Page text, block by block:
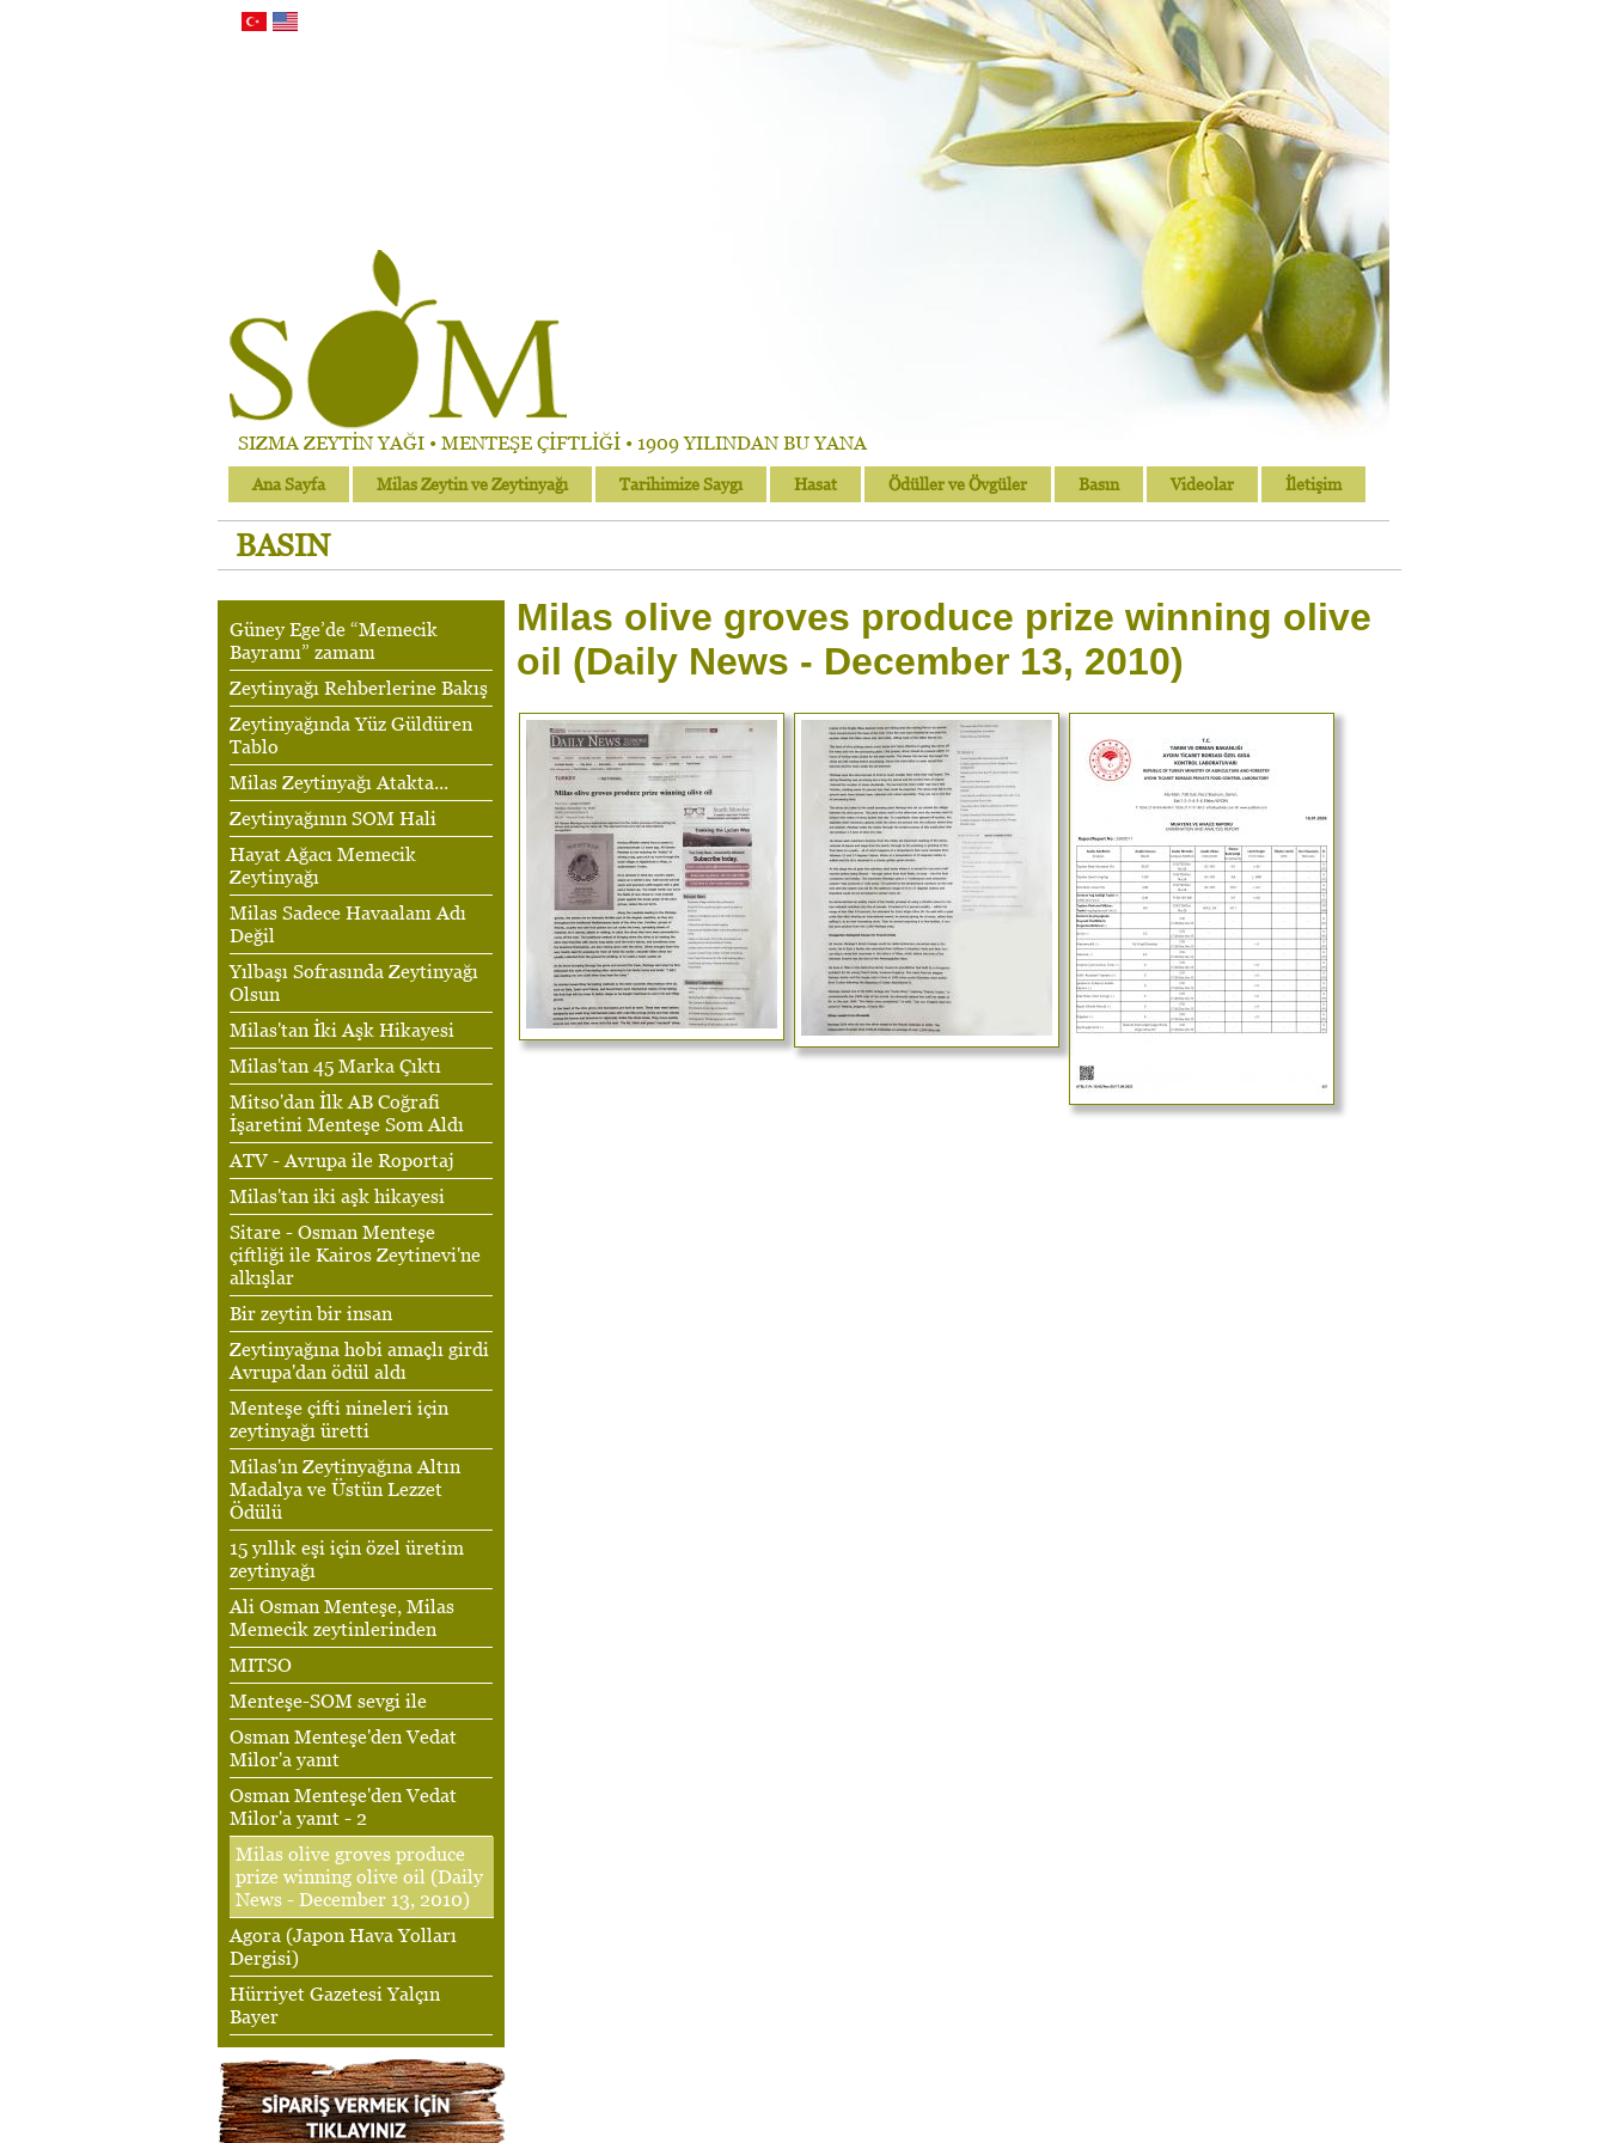
SIZMA ZEYTİN YAĞI • MENTEŞE ÇİFTLİĞİ • 1909 YILINDAN BU YANA
Ana Sayfa Milas Zeytin ve Zeytinyağı Tarihimize Saygı Hasat Ödüller ve Övgüler Basın Videolar İletişim
BASIN
Güney Ege’de “Memecik
Bayramı” zamanı
Zeytinyağı Rehberlerine Bakış
Zeytinyağında Yüz Güldüren
Tablo
Milas Zeytinyağı Atakta...
Zeytinyağının SOM Hali
Hayat Ağacı Memecik
Zeytinyağı
Milas Sadece Havaalanı Adı
Değil
Yılbaşı Sofrasında Zeytinyağı
Olsun
Milas'tan İki Aşk Hikayesi
Milas'tan 45 Marka Çıktı
Mitso'dan İlk AB Coğrafi
İşaretini Menteşe Som Aldı
ATV - Avrupa ile Roportaj
Milas'tan iki aşk hikayesi
Sitare - Osman Menteşe
çiftliği ile Kairos Zeytinevi'ne
alkışlar
Bir zeytin bir insan
Zeytinyağına hobi amaçlı girdi
Avrupa'dan ödül aldı
Menteşe çifti nineleri için
zeytinyağı üretti
Milas'ın Zeytinyağına Altın
Madalya ve Üstün Lezzet
Ödülü
15 yıllık eşi için özel üretim
zeytinyağı
Ali Osman Menteşe, Milas
Memecik zeytinlerinden
MITSO
Menteşe-SOM sevgi ile
Osman Menteşe'den Vedat
Milor'a yanıt
Osman Menteşe'den Vedat
Milor'a yanıt - 2
Milas olive groves produce
prize winning olive oil (Daily
News - December 13, 2010)
Agora (Japon Hava Yolları
Dergisi)
Hürriyet Gazetesi Yalçın
Bayer
Milas olive groves produce prize winning olive
oil (Daily News - December 13, 2010)